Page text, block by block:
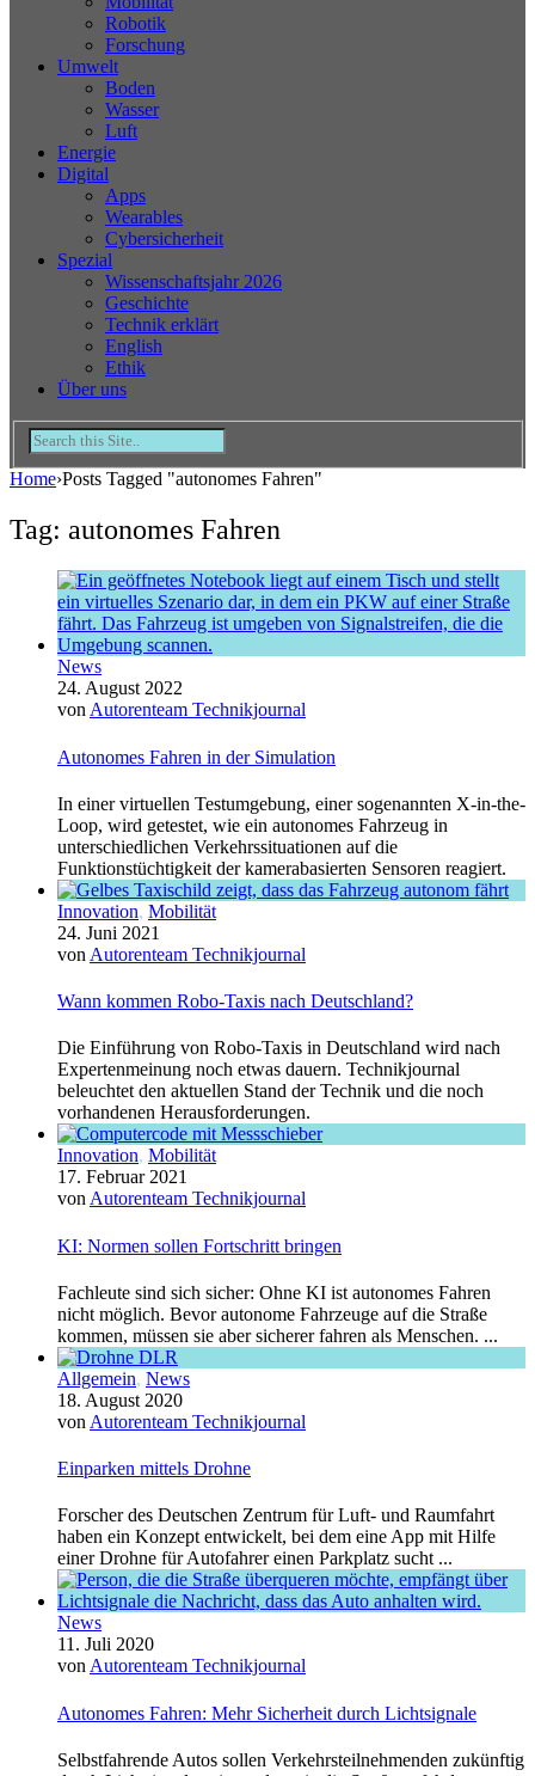
Robotik
Forschung
Umwelt
Boden
Wasser
Luft
Energie
Digital
Apps
Wearables
Cybersicherheit
Spezial
Wissenschaftsjahr 2026
Geschichte
Technik erklärt
English
Ethik
Über uns
Home›Posts Tagged "autonomes Fahren"
Tag: autonomes Fahren
News
24. August 2022
von Autorenteam Technikjournal
Autonomes Fahren in der Simulation
In einer virtuellen Testumgebung, einer sogenannten X-in-the-
Loop, wird getestet, wie ein autonomes Fahrzeug in
unterschiedlichen Verkehrssituationen auf die
Funktionstüchtigkeit der kamerabasierten Sensoren reagiert.
Innovation, Mobilität
24. Juni 2021
von Autorenteam Technikjournal
Wann kommen Robo-Taxis nach Deutschland?
Die Einführung von Robo-Taxis in Deutschland wird nach
Expertenmeinung noch etwas dauern. Technikjournal
beleuchtet den aktuellen Stand der Technik und die noch
vorhandenen Herausforderungen.
Innovation, Mobilität
17. Februar 2021
von Autorenteam Technikjournal
KI: Normen sollen Fortschritt bringen
Fachleute sind sich sicher: Ohne KI ist autonomes Fahren
nicht möglich. Bevor autonome Fahrzeuge auf die Straße
kommen, müssen sie aber sicherer fahren als Menschen. ...
Allgemein, News
18. August 2020
von Autorenteam Technikjournal
Einparken mittels Drohne
Forscher des Deutschen Zentrum für Luft- und Raumfahrt
haben ein Konzept entwickelt, bei dem eine App mit Hilfe
einer Drohne für Autofahrer einen Parkplatz sucht ...
News
11. Juli 2020
vonAutorenteam Technikjournal
Autonomes Fahren: Mehr Sicherheit durch Lichtsignale
Selbstfahrende Autos sollen Verkehrsteilnehmenden zukünftig